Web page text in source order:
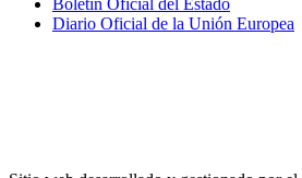
Boletín Oficial del Estado
Diario Oficial de la Unión Europea